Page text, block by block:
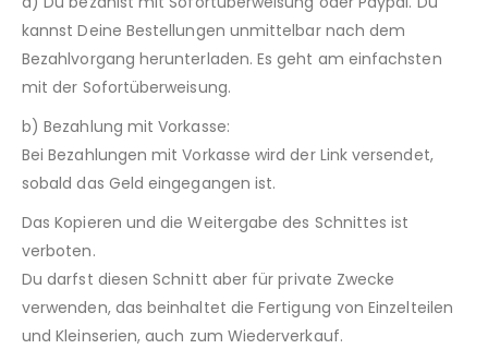
kannst Deine Bestellungen unmittelbar nach dem
Bezahlvorgang herunterladen. Es geht am einfachsten
mit der Sofortüberweisung.
b) Bezahlung mit Vorkasse:
Bei Bezahlungen mit Vorkasse wird der Link versendet,
sobald das Geld eingegangen ist.
Das Kopieren und die Weitergabe des Schnittes ist
verboten.
Du darfst diesen Schnitt aber für private Zwecke
verwenden, das beinhaltet die Fertigung von Einzelteilen
und Kleinserien, auch zum Wiederverkauf.